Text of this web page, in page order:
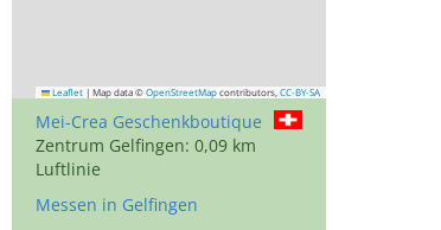
Leaflet | Map data © OpenStreetMap contributors, CC-BY-SA
Mei-Crea Geschenkboutique
Zentrum Gelfingen: 0,09 km
Luftlinie
Messen in Gelfingen